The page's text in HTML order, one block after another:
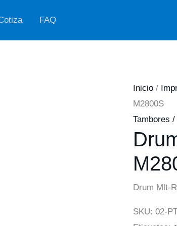
FAQ
Inicio/
M2800S
Tambores
Drum Mlt-
SKU: 02-